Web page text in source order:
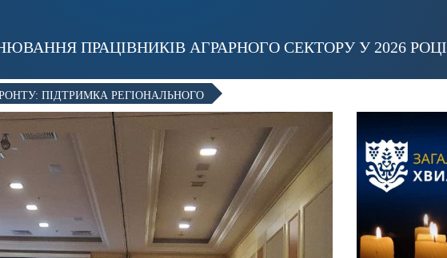
ПРАЦІВНИКІВ АГРАРНОГО СЕКТОРУ У 2026 РОЦІ
ПІДТРИМКА РЕГІОНАЛЬНОГО